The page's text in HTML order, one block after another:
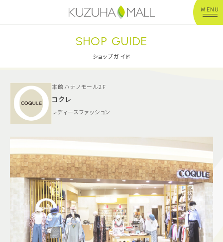
MENU
年中無休平 日：10:00~20:00
※店舗により異なる
ショップガイド
グルメ＆フード
ショップニュース
イベント
キッズ＆ベビー
施設案内
SHOP GUIDE
ショップガイド
本館ハナノモール2F
コクレ
レディースファッション